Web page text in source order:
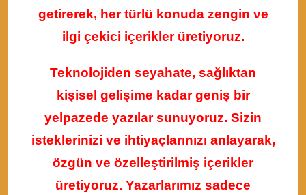
getirerek, her türlü konuda zengin ve
ilgi çekici içerikler üretiyoruz.
Teknolojiden seyahate, sağlıktan
kişisel gelişime kadar geniş bir
yelpazede yazılar sunuyoruz. Sizin
isteklerinizi ve ihtiyaçlarınızı anlayarak,
özgün ve özelleştirilmiş içerikler
üretiyoruz. Yazarlarımız sadece